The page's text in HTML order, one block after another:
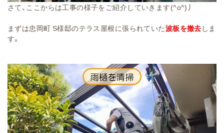
さて、ここからは工事の様子をご紹介していきます(^o^)丿
まずは忠岡町 S様邸のテラス屋根に張られていた波板を撤去 しま
す。